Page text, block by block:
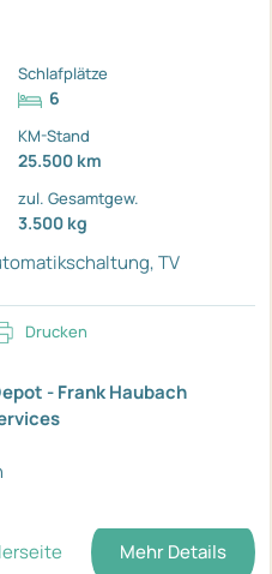
Schlafplätze
6
KM-Stand
25.500 km
zul. Gesamtgew.
3.500 kg
TV
Drucken
- Frank Haubach
Mehr Details